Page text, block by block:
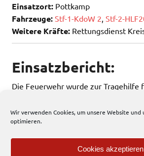
Wir verwenden Cookies, um unsere Website und
optimieren.
Cookies akzeptieren
Einsatzort: Pottkamp
Fahrzeuge: Stf-1-KdoW 2 Stf-2-
Weitere Kräfte: Rettungsdienst
Einsatzbericht:
Die Feuerwehr wurde zur Tragehilfe
143 total views